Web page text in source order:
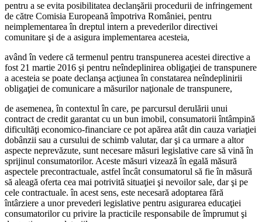
pentru a se evita posibilitatea declanşării procedurii de infringement
de către Comisia Europeană împotriva României, pentru
neimplementarea în dreptul intern a prevederilor directivei
comunitare şi de a asigura implementarea acesteia,
având în vedere că termenul pentru transpunerea acestei directive a
fost 21 martie 2016 şi pentru neîndeplinirea obligaţiei de transpunere
a acesteia se poate declanşa acţiunea în constatarea neîndeplinirii
obligaţiei de comunicare a măsurilor naţionale de transpunere,
de asemenea, în contextul în care, pe parcursul derulării unui
contract de credit garantat cu un bun imobil, consumatorii întâmpină
dificultăţi economico-financiare ce pot apărea atât din cauza variaţiei
dobânzii sau a cursului de schimb valutar, dar şi ca urmare a altor
aspecte neprevăzute, sunt necesare măsuri legislative care să vină în
sprijinul consumatorilor. Aceste măsuri vizează în egală măsură
aspectele precontractuale, astfel încât consumatorul să fie în măsură
să aleagă oferta cea mai potrivită situaţiei şi nevoilor sale, dar şi pe
cele contractuale. în acest sens, este necesară adoptarea fără
întârziere a unor prevederi legislative pentru asigurarea educaţiei
consumatorilor cu privire la practicile responsabile de împrumut şi